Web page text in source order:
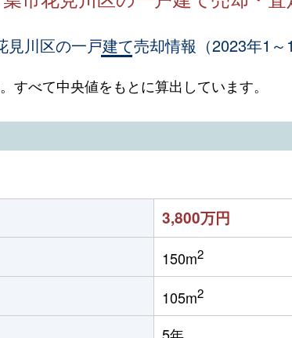
川区の一戸建て売却情報（2023年1～
べて中央値をもとに算出しています。
3,800万円
150m2
105m2
5年